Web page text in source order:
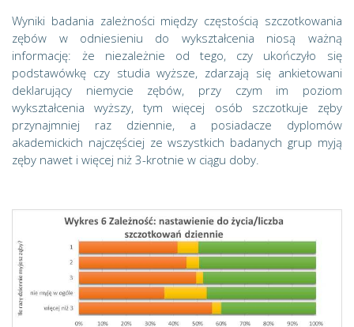
Wyniki badania zależności między częstością szczotkowania
zębów w odniesieniu do wykształcenia niosą ważną
informację: że niezależnie od tego, czy ukończyło się
podstawówkę czy studia wyższe, zdarzają się ankietowani
deklarujący niemycie zębów, przy czym im poziom
wykształcenia wyższy, tym więcej osób szczotkuje zęby
przynajmniej raz dziennie, a posiadacze dyplomów
akademickich najczęściej ze wszystkich badanych grup myją
zęby nawet i więcej niż 3-krotnie w ciągu doby.